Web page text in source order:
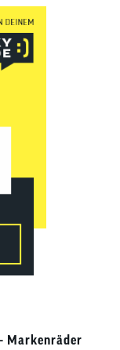
Markenräder